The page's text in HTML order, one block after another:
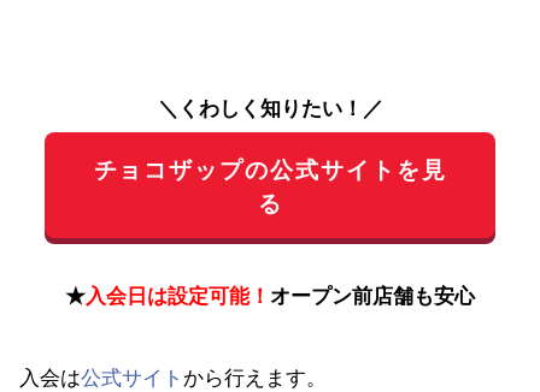
＼くわしく知りたい！／
チョコザップの公式サイトを見
る
★入会日は設定可能！ オープン前店舗も安心
入会は公式サイト から行えます。